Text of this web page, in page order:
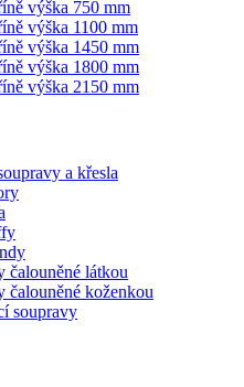
výška 750 mm
výška 1100 mm
výška 1450 mm
výška 1800 mm
výška 2150 mm
a křesla
čalouněné látkou
čalouněné koženkou
soupravy